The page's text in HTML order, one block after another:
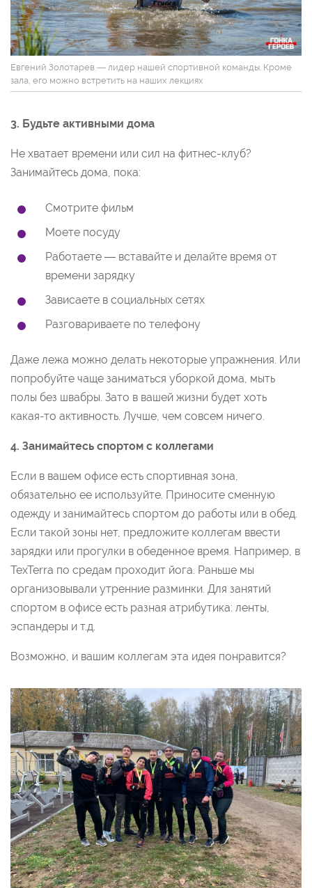
Евгений Золотарев — лидер нашей спортивной команды. Кроме
зала, его можно встретить на наших лекциях
3. Будьте активными дома
Не хватает времени или сил на фитнес-клуб?
Занимайтесь дома, пока:
Смотрите фильм
Моете посуду
Работаете — вставайте и делайте время от
времени зарядку
Зависаете в социальных сетях
Разговариваете по телефону
Даже лежа можно делать некоторые упражнения. Или
попробуйте чаще заниматься уборкой дома, мыть
полы без швабры. Зато в вашей жизни будет хоть
какая-то активность. Лучше, чем совсем ничего.
4. Занимайтесь спортом с коллегами
Если в вашем офисе есть спортивная зона,
обязательно ее используйте. Приносите сменную
одежду и занимайтесь спортом до работы или в обед.
Если такой зоны нет, предложите коллегам ввести
зарядки или прогулки в обеденное время. Например, в
TexTerra по средам проходит йога. Раньше мы
организовывали утренние разминки. Для занятий
спортом в офисе есть разная атрибутика: ленты,
эспандеры и т.д.
Возможно, и вашим коллегам эта идея понравится?